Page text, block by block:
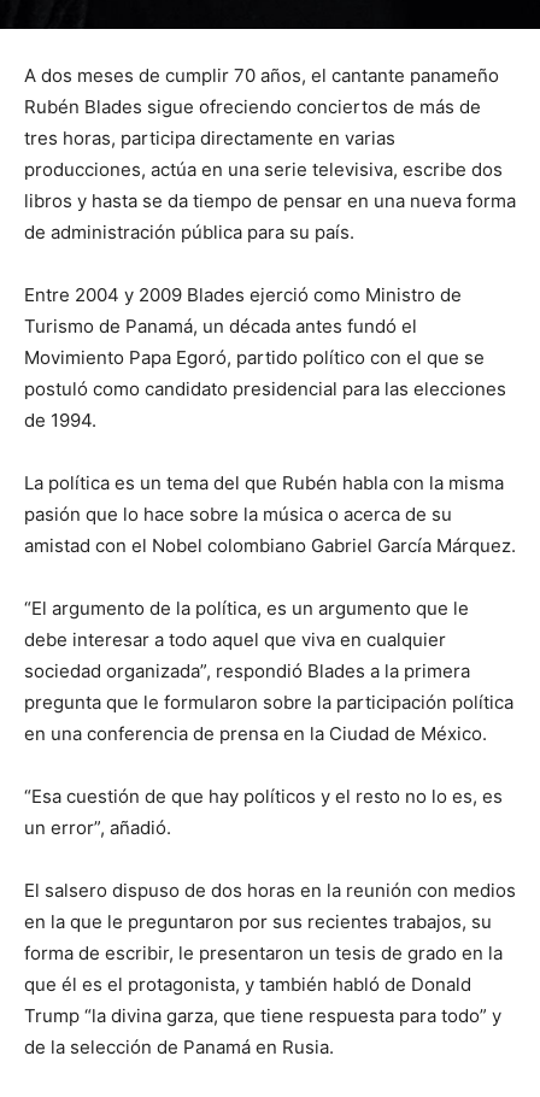
A dos meses de cumplir 70 años, el cantante panameño
Rubén Blades sigue ofreciendo conciertos de más de
tres horas, participa directamente en varias
producciones, actúa en una serie televisiva, escribe dos
libros y hasta se da tiempo de pensar en una nueva forma
de administración pública para su país.
Entre 2004 y 2009 Blades ejerció como Ministro de
Turismo de Panamá, un década antes fundó el
Movimiento Papa Egoró, partido político con el que se
postuló como candidato presidencial para las elecciones
de 1994.
La política es un tema del que Rubén habla con la misma
pasión que lo hace sobre la música o acerca de su
amistad con el Nobel colombiano Gabriel García Márquez.
“El argumento de la política, es un argumento que le
debe interesar a todo aquel que viva en cualquier
sociedad organizada”, respondió Blades a la primera
pregunta que le formularon sobre la participación política
en una conferencia de prensa en la Ciudad de México.
“Esa cuestión de que hay políticos y el resto no lo es, es
un error”, añadió.
El salsero dispuso de dos horas en la reunión con medios
en la que le preguntaron por sus recientes trabajos, su
forma de escribir, le presentaron un tesis de grado en la
que él es el protagonista, y también habló de Donald
Trump “la divina garza, que tiene respuesta para todo” y
de la selección de Panamá en Rusia.